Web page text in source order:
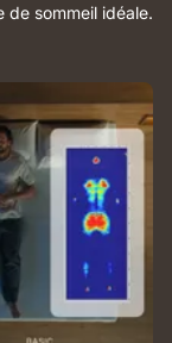
de sommeil idéale.